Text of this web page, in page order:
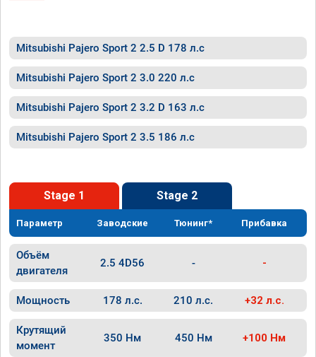
Mitsubishi Pajero Sport 2 2.5 D 178 л.с
Mitsubishi Pajero Sport 2 3.0 220 л.с
Mitsubishi Pajero Sport 2 3.2 D 163 л.с
Mitsubishi Pajero Sport 2 3.5 186 л.с
Stage 1 Stage 2
Параметр Заводские Тюнинг* Прибавка
Объём
двигателя
2.5 4D56 - -
Мощность 178 л.с. 210 л.с. +32 л.с.
Крутящий
момент
350 Нм 450 Нм +100 Нм